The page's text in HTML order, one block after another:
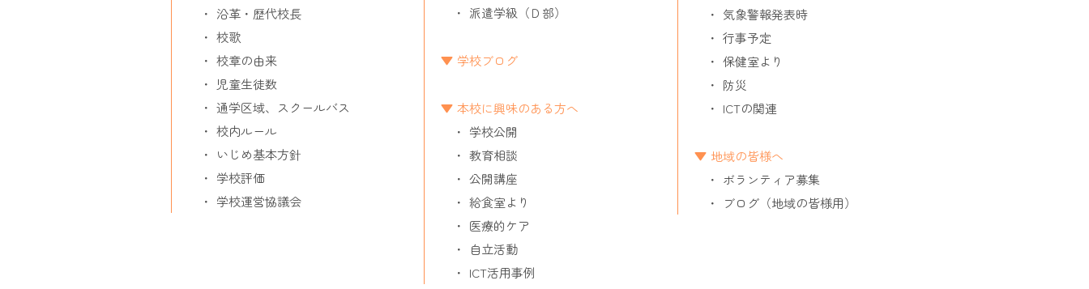
沿革・歴代校長
校歌
校章の由来
児童生徒数
通学区域、スクールバス
校内ルール
いじめ基本方針
学校評価
学校運営協議会
派遣学級（Ｄ部）
学校ブログ
本校に興味のある方へ
学校公開
教育相談
公開講座
給食室より
医療的ケア
自立活動
ICT活用事例
気象警報発表時
行事予定
保健室より
防災
ICTの関連
地域の皆様へ
ボランティア募集
ブログ（地域の皆様用）